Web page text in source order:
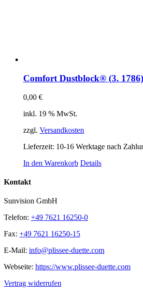
Comfort Dustblock® (3.
0,00 €
inkl. 19 % MwSt.
zzgl. Versandkosten
Lieferzeit: 10-16 Werktage nach
In den Warenkorb Details
Kontakt
Sunvision GmbH
Telefon: +49 7621 16250-0
Fax: +49 7621 16250-15
E-Mail: info@plissee-duette.com
Webseite: https://www.plissee-duette.com
Vertrag widerrufen